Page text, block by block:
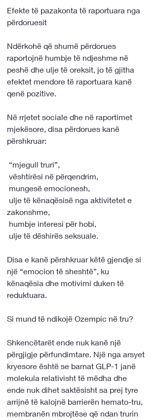
Efekte të pazakonta të raportuara nga
përdoruesit
Ndërkohë që shumë përdorues
raportojnë humbje të ndjeshme në
peshë dhe ulje të oreksit, jo të gjitha
efektet mendore të raportuara kanë
qenë pozitive.
Në rrjetet sociale dhe në raportimet
mjekësore, disa përdorues kanë
përshkruar:
“mjegull truri”,
vështirësi në përqendrim,
mungesë emocionesh,
zakonshme,
humbje interesi për hobi,
ulje të dëshirës seksuale.
Disa e kanë përshkruar këtë gjendje si
një “emocion të sheshtë”, ku
kënaqësia dhe motivimi duken të
reduktuara.
Si mund të ndikojë Ozempic në tru?
Shkencëtarët ende nuk kanë një
përgjigje përfundimtare. Një nga arsyet
kryesore është se barnat GLP-1 janë
molekula relativisht të mëdha dhe
ende nuk dihet saktësisht sa prej tyre
arrijnë të kalojnë barrierën hemato-tru,
membranën mbrojtëse që ndan trurin